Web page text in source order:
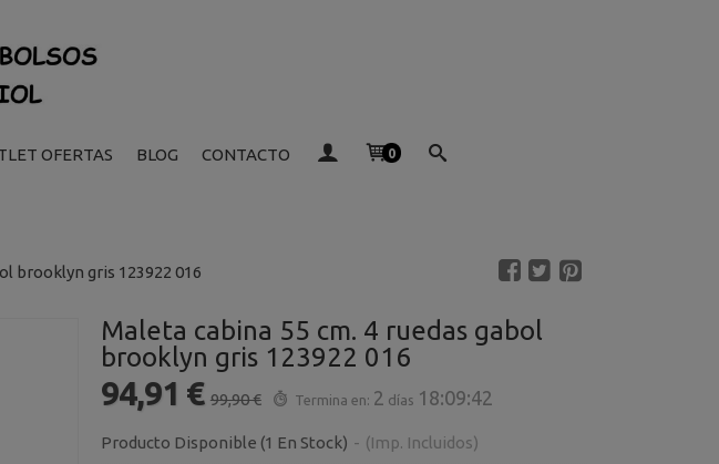
OFERTAS BLOG CONTACTO 0
brooklyn gris 123922 016
Maleta cabina 55 cm. 4 ruedas gabol
brooklyn gris 123922 016
94,91 € 99,90 € Termina en: 2 días 18:09:41
Producto Disponible (1 En Stock) - (Imp. Incluidos)